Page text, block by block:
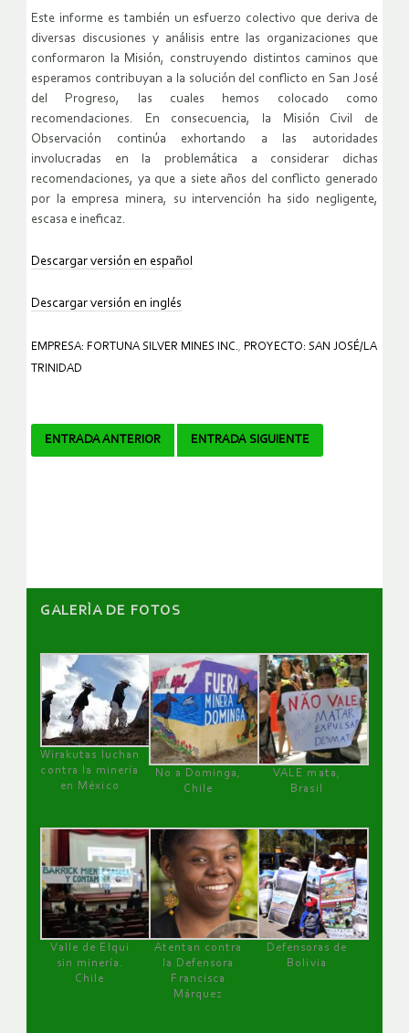
Este informe es también un esfuerzo colectivo que deriva de
diversas discusiones y análisis entre las organizaciones que
conformaron la Misión, construyendo distintos caminos que
esperamos contribuyan a la solución del conflicto en San José
del Progreso, las cuales hemos colocado como
recomendaciones. En consecuencia, la Misión Civil de
Observación continúa exhortando a las autoridades
involucradas en la problemática a considerar dichas
recomendaciones, ya que a siete años del conflicto generado
por la empresa minera, su intervención ha sido negligente,
escasa e ineficaz.
Descargar versión en español
Descargar versión en inglés
EMPRESA: FORTUNA SILVER MINES INC., PROYECTO: SAN JOSÉ/LA
TRINIDAD
Navegador
ENTRADA ANTERIOR ENTRADA SIGUIENTE
GALERÌA DE FOTOS
Wirakutas luchan
contra la minería
en México
No a Dominga,
Chile
VALE mata,
Brasil
Valle de Elqui
sin minería.
Chile
Atentan contra
la Defensora
Francisca
Márquez
Defensoras de
Bolivia